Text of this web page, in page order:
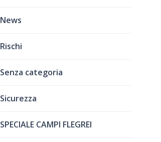
News
Rischi
Senza categoria
Sicurezza
SPECIALE CAMPI FLEGREI